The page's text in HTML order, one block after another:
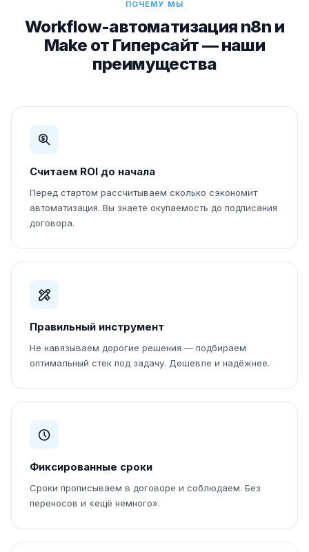
ПОЧЕМУ МЫ
Workflow-автоматизация n8n и
Make от Гиперсайт — наши
преимущества
Считаем ROI до начала
Перед стартом рассчитываем сколько сэкономит
автоматизация. Вы знаете окупаемость до подписания
договора.
Правильный инструмент
Не навязываем дорогие решения — подбираем
оптимальный стек под задачу. Дешевле и надёжнее.
Фиксированные сроки
Сроки прописываем в договоре и соблюдаем. Без
переносов и «ещё немного».